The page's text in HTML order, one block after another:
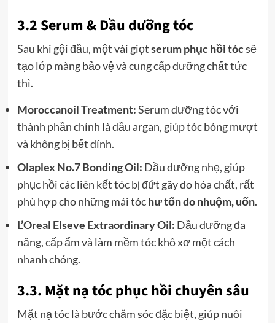
3.2 Serum & Dầu dưỡng tóc
Sau khi gội đầu, một vài giọtserum phục hồi tócsẽ
tạo lớp màng bảo vệ và cung cấp dưỡng chất tức
thì.
Moroccanoil Treatment:Serum dưỡng tóc với
thành phần chính là dầu argan, giúp tóc bóng mượt
và không bị bết dính.
Olaplex No.7 Bonding Oil: Dầu dưỡng nhẹ, giúp
phục hồi các liên kết tóc bị đứt gãy do hóa chất, rất
phù hợp cho những mái tóchư tổn do nhuộm, uốn.
L’Oreal Elseve Extraordinary Oil: Dầu dưỡng đa
năng, cấp ẩm và làm mềm tóc khô xơ một cách
nhanh chóng.
3.3. Mặt nạ tóc phục hồi chuyên sâu
Mặt nạ tóc là bước chăm sóc đặc biệt, giúp nuôi